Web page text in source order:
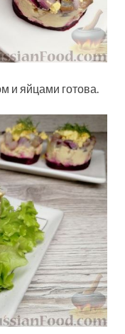
и яйцами готова.